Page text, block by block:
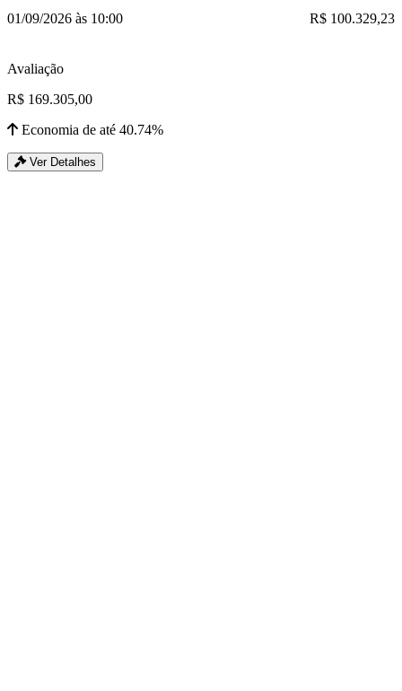
01/09/2026 às 10:00
R$ 100.329,23
Avaliação
R$ 169.305,00
Economia de até 40.74%
Ver Detalhes